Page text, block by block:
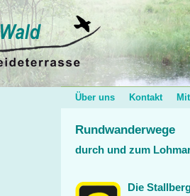
Über uns Kontakt
Rundwanderwege
durch und zum
Die